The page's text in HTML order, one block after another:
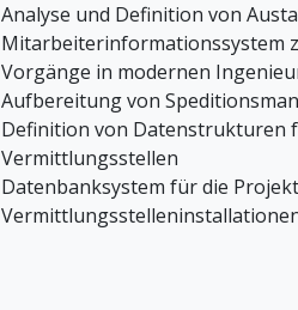
Analyse und Definition von
Mitarbeiterinformationssystem
Vorgänge in modernen
Aufbereitung von
Definition von Datenstrukturen
Vermittlungsstellen
Datenbanksystem für die